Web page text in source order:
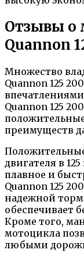
Отзывы о
Quannon
Множество
Quannon 125
Quannon 125
преимуществ
двигателя в
плавное и
Quannon 125
надежной
обеспечивает
Кроме того,
мотоцикла
любыми